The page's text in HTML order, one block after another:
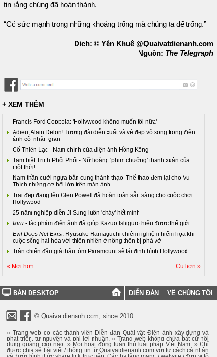
tin rằng chúng đã hoàn thành.
“Có sức mạnh trong những khoảng trống mà chúng ta để trống.”
Dịch: © Yên Khuê @Quaivatdienanh.com
Nguồn: The Telegraph
+ XEM THÊM
Francis Ford Coppola: 'Hollywood không muốn tôi nữa'
Adieu, Alain Delon! Tượng đài diễn xuất và vẻ đẹp vô song trong điện
ảnh cõi nhân gian
Cổ Thiên Lạc - Nam chính của điện ảnh Hồng Kông
Tạm biệt Trịnh Phối Phối - Nữ hoàng 'phim chưởng' thanh xuân của
một thời!
Nam thần cưỡi ngựa bắn cung thành thạo: Thể thao đem lại cho Vu
Thích những cơ hội lớn trên màn ảnh
Trai đẹp đang lên Glen Powell đã hoàn toàn sẵn sàng cho cuộc chơi
Hollywood
25 năm nghiệp diễn Ji Sung luôn 'cháy' hết mình
Ikiru - tác phẩm điện ảnh đã giúp Kazuo Ishiguro hiểu được thế giới
Evil Does Not Exist: Ryusuke Hamaguchi chiêm nghiệm hiểm họa khi
cuộc sống hài hòa với thiên nhiên ở nông thôn bị phá vỡ
Trận chiến đấu giá thâu tóm Paramount sẽ tái định hình Hollywood
« Mới hơn Cũ hơn »
BẢN DESKTOP DIỄN ĐÀN VỀ CHÚNG TÔI
© Quaivatdienanh.com, since 2010
» Trang web do các thành viên Diễn đàn Quái vật Điện ảnh xây dựng và
phát triển, tự nguyện và phi lợi nhuận. » Trang web không chứa bất cứ nội
dung quảng cáo nào. » Mọi hoạt động tuân thủ luật pháp Việt Nam. » Chỉ
được chia sẻ bài viết / thông tin từ Quaivatdienanh.com với tư cách cá nhân